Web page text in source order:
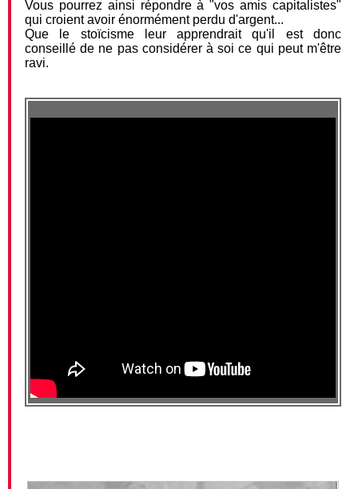
Vous pourrez ainsi répondre à "vos amis capitalistes"
qui croient avoir énormément perdu d'argent...
Que le stoïcisme leur apprendrait qu'il est donc
conseillé de ne pas considérer à soi ce qui peut m'être
ravi.